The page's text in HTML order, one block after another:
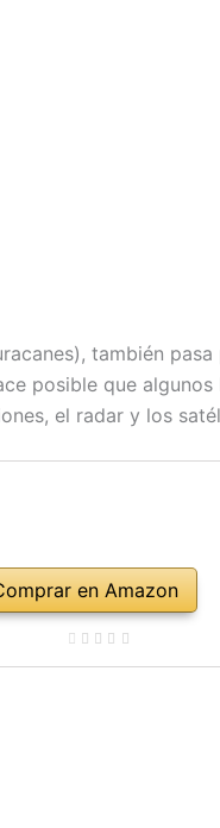
también
posible que
el radar y los
en Amazon